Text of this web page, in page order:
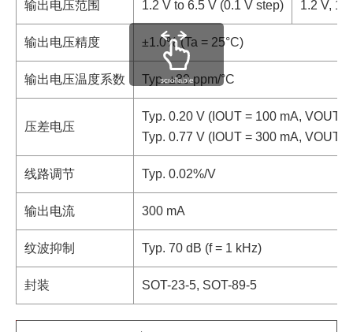
输出电压范围 1.2 V to 6.5 V (0.1 V step) 1.2 V,
输出电压精度 ±1.0% (Ta = 25°C)
输出电压温度系数 Typ. ±80 ppm/°C
压差电压
Typ. 0.20 V (IOUT = 100 mA, VOUT
Typ. 0.77 V (IOUT = 300 mA, VOUT
线路调节 Typ. 0.02%/V
输出电流 300 mA
纹波抑制 Typ. 70 dB (f = 1 kHz)
封装 SOT-23-5, SOT-89-5
scrollable